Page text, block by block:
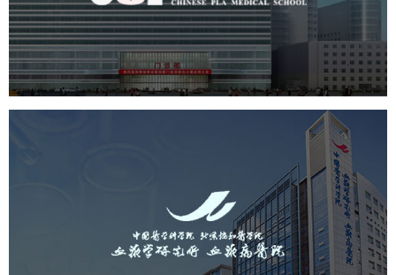
医药医疗 医院 医院网站建设 定制开发
中国医学科学院血液病医院
（中国医学科学院...